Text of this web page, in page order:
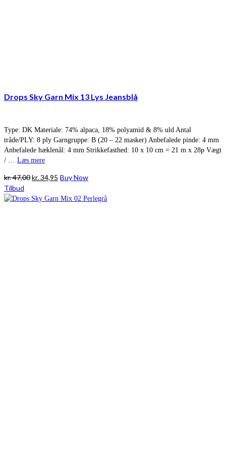
Drops Sky Garn Mix 13 Lys Jeansblå
Type: DK Materiale: 74% alpaca, 18% polyamid & 8% uld Antal
tråde/PLY: 8 ply Garngruppe: B (20 – 22 masker) Anbefalede pinde: 4 mm
Anbefalede hæklenål: 4 mm Strikkefasthed: 10 x 10 cm = 21 m x 28p Vægt
/ … Læs mere
kr.47,00Den
pris
kr.34,95 Den
pris
Buy Now
Tilbud